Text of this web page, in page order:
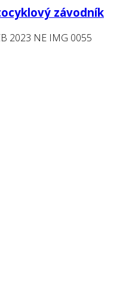
závodník